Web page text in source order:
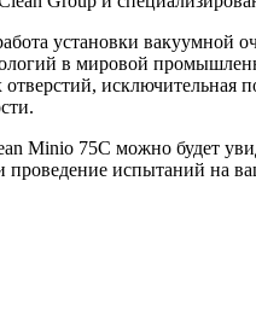
установки
в мировой
исключительная
Minio 75C можно будет
испытаний на